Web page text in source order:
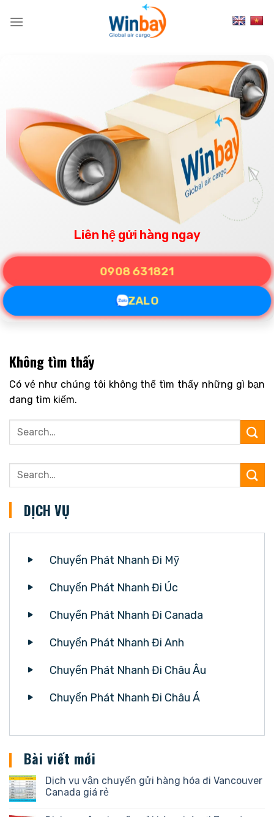
Liên hệ gửi hàng ngay
0908 631821
ZALO
Không tìm thấy
Có vẻ như chúng tôi không thể tìm thấy những gì bạn
đang tìm kiếm.
DỊCH VỤ
Chuyển Phát Nhanh Đi Mỹ
Chuyển Phát Nhanh Đi Úc
Chuyển Phát Nhanh Đi Canada
Chuyển Phát Nhanh Đi Anh
Chuyển Phát Nhanh Đi Châu Âu
Chuyển Phát Nhanh Đi Châu Á
Bài viết mới
Dịch vụ vận chuyển gửi hàng hóa đi Vancouver
Canada giá rẻ